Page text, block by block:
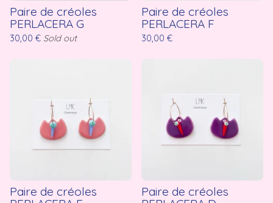
Paire de créoles
PERLACERA G
30,00 € Sold out
Paire de créoles
PERLACERA F
30,00 €
Paire de créoles
Paire de créoles